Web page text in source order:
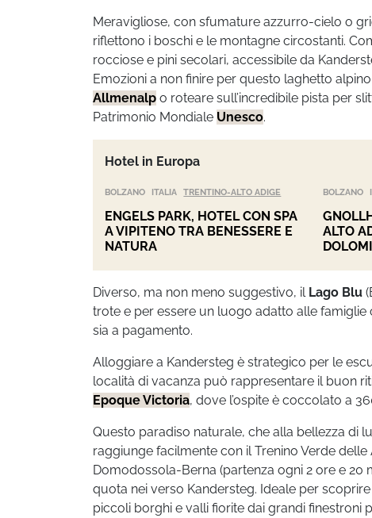
Meravigliose, con sfumature azzurro-cielo o
riflettono i boschi e le montagne circostanti.
rocciose e pini secolari, accessibile da
Emozioni a non finire per questo laghetto
Allmenalp o roteare sull’incredibile pista per
Patrimonio Mondiale Unesco.
Hotel in Europa
BOLZANO ITALIA TRENTINO-ALTO ADIGE
ENGELS PARK, HOTEL CON SPA
A VIPITENO TRA BENESSERE E
NATURA
BOLZANO
ALTO
Diverso, ma non meno suggestivo, il Lago Blu
trote e per essere un luogo adatto alle famiglie
sia a pagamento.
Alloggiare a Kandersteg è strategico per le
località di vacanza può rappresentare il buon
Epoque Victoria, dove l’ospite è coccolato a
Questo paradiso naturale, che alla bellezza di
raggiunge facilmente con il Trenino Verde
Domodossola-Berna (partenza ogni 2 ore e 20
quota nei verso Kandersteg. Ideale per
piccoli borghi e valli fiorite dai grandi finestroni